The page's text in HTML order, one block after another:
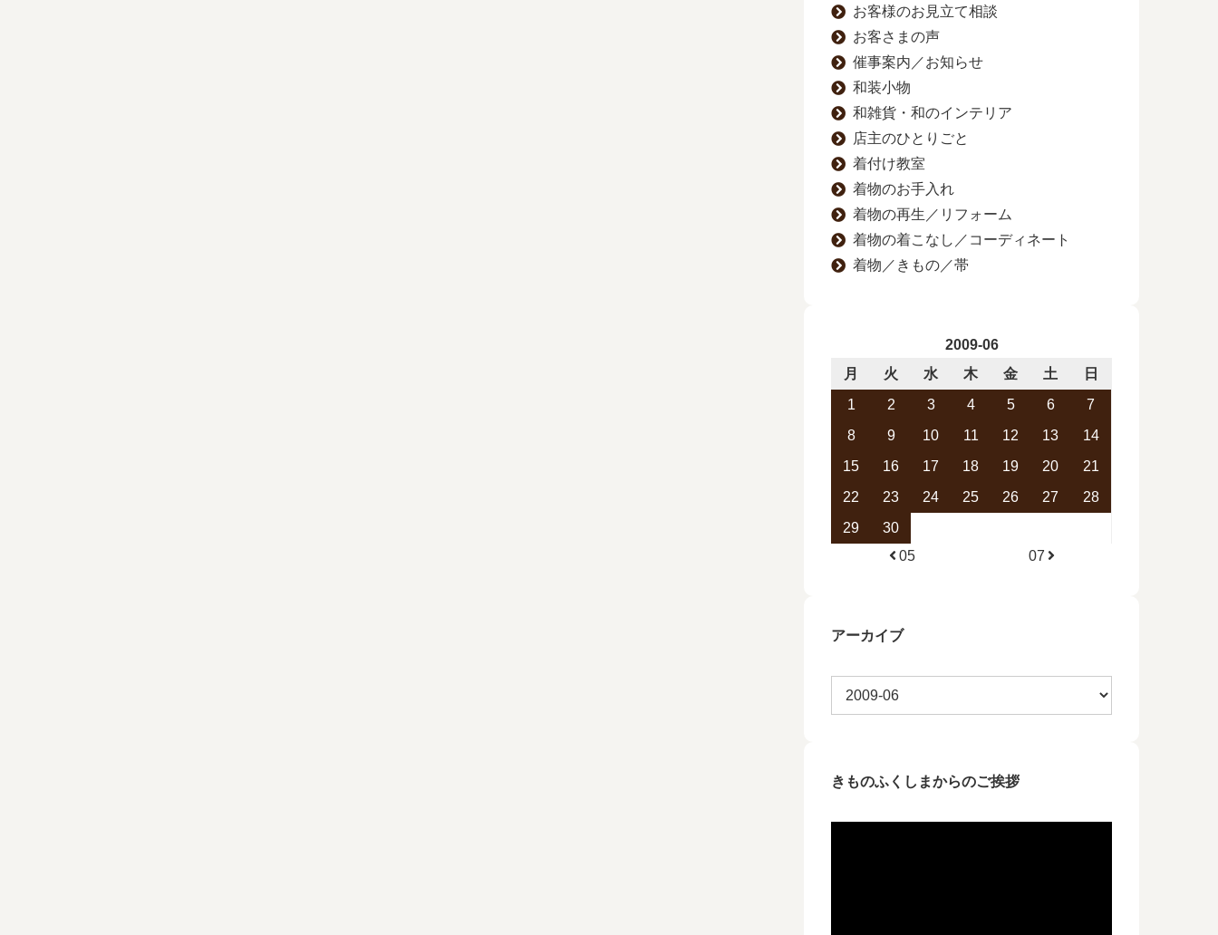
お客様のお見立て相談
お客さまの声
催事案内／お知らせ
和装小物
和雑貨・和のインテリア
店主のひとりごと
着付け教室
着物のお手入れ
着物の再生／リフォーム
着物の着こなし／コーディネート
着物／きもの／帯
2009-06
月
火 水 木 金 土
日
1
2 3 4 5 6
7
8
9 10 11 12 13
14
15
16 17 18 19 20
21
22
23 24 25 26 27
28
29
30
05
07
アーカイブ
きものふくしまからのご挨拶